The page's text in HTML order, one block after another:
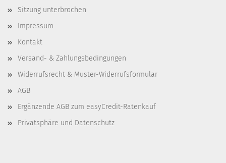
Sitzung unterbrochen
Impressum
Kontakt
Versand- & Zahlungsbedingungen
Widerrufsrecht & Muster-Widerrufsformular
AGB
Ergänzende AGB zum easyCredit-Ratenkauf
Privatsphäre und Datenschutz